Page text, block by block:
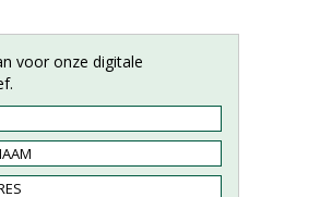
voor onze digitale